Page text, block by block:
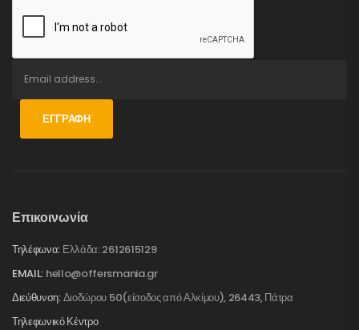
ΕΓΓΡΑΦΉ
Επικοινωνία
Τηλέφωνα: Ελλάδα: 2612615129
EMAIL: hello@offersmania.gr
Διεύθυνση:Διοδώρου 50(είσοδος από Αλκίμου), 26443, Πάτρα
Τηλεφωνικό Κέντρο